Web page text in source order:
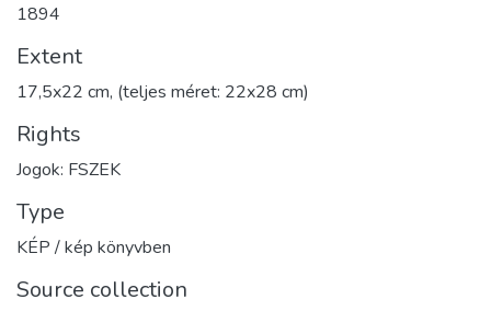
1894
Extent
17,5x22 cm, (teljes méret: 22x28 cm)
Rights
Jogok: FSZEK
Type
KÉP / kép könyvben
Source collection